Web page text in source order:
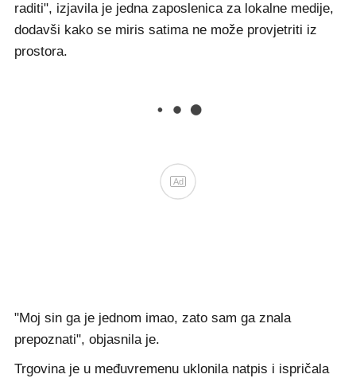
raditi", izjavila je jedna zaposlenica za lokalne medije,
dodavši kako se miris satima ne može provjetriti iz
prostora.
Ad
"Moj sin ga je jednom imao, zato sam ga znala
prepoznati", objasnila je.
Trgovina je u međuvremenu uklonila natpis i ispričala